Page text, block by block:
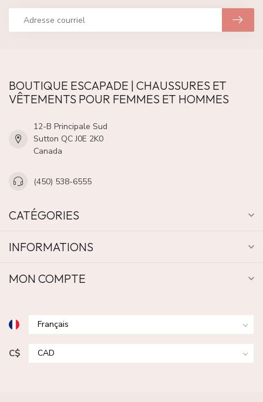
BOUTIQUE ESCAPADE | CHAUSSURES ET
VÊTEMENTS POUR FEMMES ET HOMMES
12-B Principale Sud
Sutton QC J0E 2K0
Canada
(450) 538-6555
CATÉGORIES
INFORMATIONS
MON COMPTE
C$